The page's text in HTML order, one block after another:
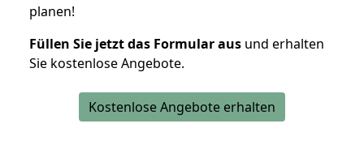
planen!
Füllen Sie jetzt das Formular aus und erhalten
Sie kostenlose Angebote.
Kostenlose Angebote erhalten